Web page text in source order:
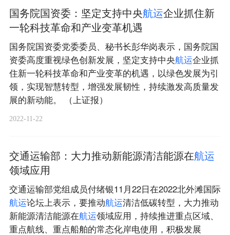
国务院国资委：坚定支持中央航运企业抓住新
一轮科技革命和产业变革机遇
国务院国资委党委委员、秘书长彭华岗表示，国务院国
资委高度重视绿色创新发展，坚定支持中央航运企业抓
住新一轮科技革命和产业变革的机遇，以绿色发展为引
领，实现智慧转型，增强发展韧性，持续激发高质量发
展的新动能。 （上证报）
2022-11-22
交通运输部：大力推动新能源清洁能源在航运
领域应用
交通运输部党组成员付绪银11月22日在2022北外滩国际
航运论坛上表示，要推动航运清洁低碳转型，大力推动
新能源清洁能源在航运领域应用，持续推进重点区域、
重点航线、重点船舶的常态化岸电使用，积极发展